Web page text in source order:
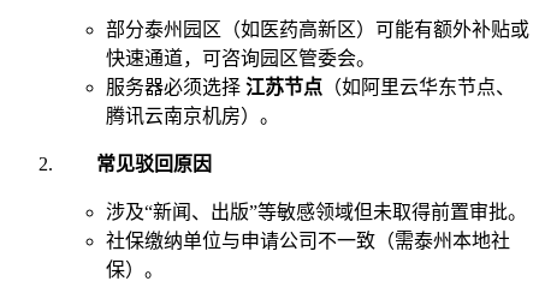
部分泰州园区（如医药高新区）可能有额外补贴或
快速通道，可咨询园区管委会。
服务器必须选择 江苏节点 （如阿里云华东节点、
腾讯云南京机房）。
常见驳回原因
涉及“新闻、出版”等敏感领域但未取得前置审批。
社保缴纳单位与申请公司不一致（需泰州本地社
保）。